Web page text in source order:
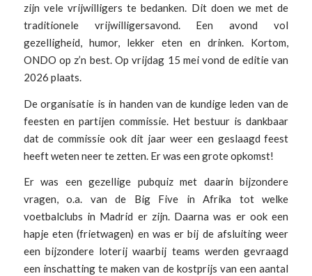
zijn vele vrijwilligers te bedanken. Dit doen we met de
traditionele vrijwilligersavond. Een avond vol
gezelligheid, humor, lekker eten en drinken. Kortom,
ONDO op z’n best. Op vrijdag 15 mei vond de editie van
2026 plaats.
De organisatie is in handen van de kundige leden van de
feesten en partijen commissie. Het bestuur is dankbaar
dat de commissie ook dit jaar weer een geslaagd feest
heeft weten neer te zetten. Er was een grote opkomst!
Er was een gezellige pubquiz met daarin bijzondere
vragen, o.a. van de Big Five in Afrika tot welke
voetbalclubs in Madrid er zijn. Daarna was er ook een
hapje eten (frietwagen) en was er bij de afsluiting weer
een bijzondere loterij waarbij teams werden gevraagd
een inschatting te maken van de kostprijs van een aantal